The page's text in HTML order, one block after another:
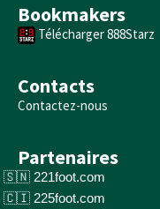
Bookmakers
Télécharger 888Starz
Contacts
Contactez-nous
Partenaires
221foot.com
225foot.com